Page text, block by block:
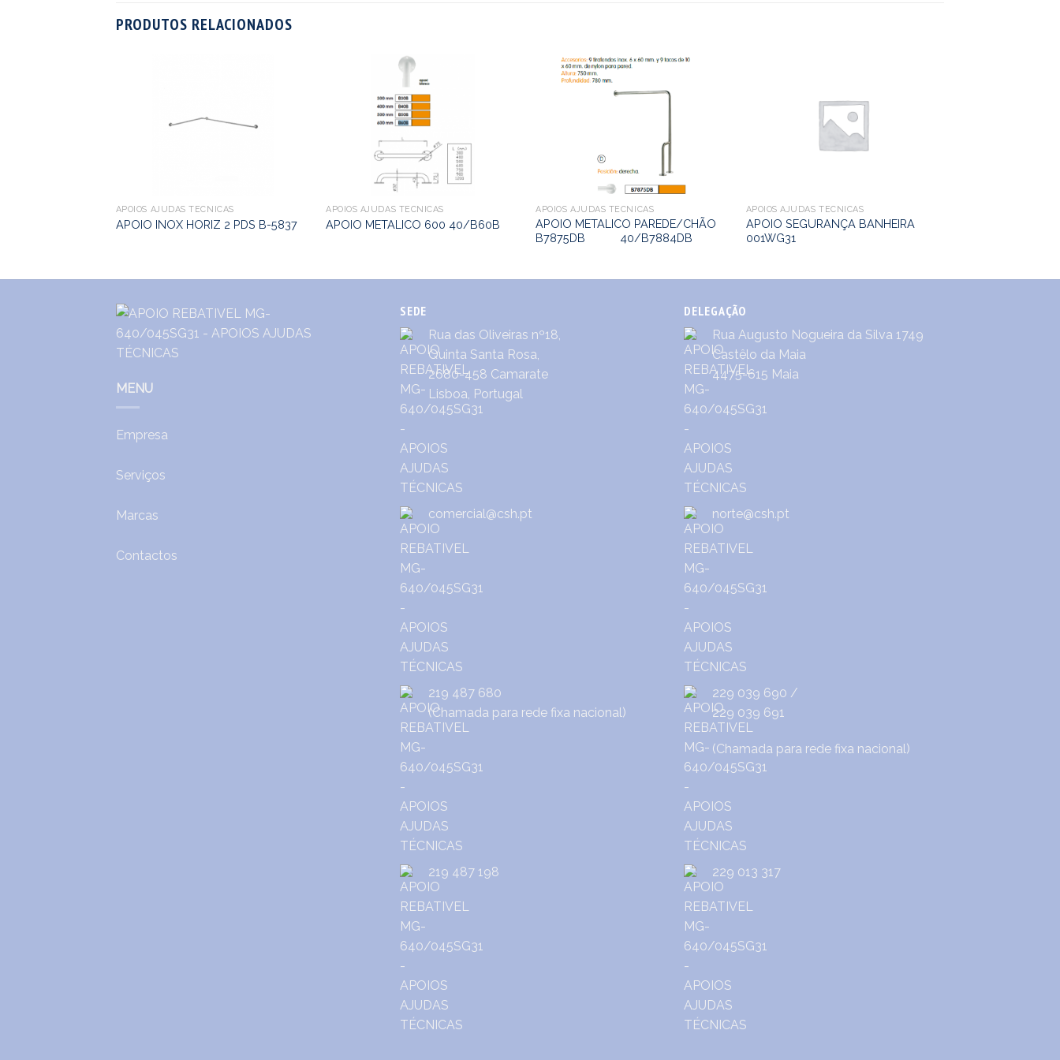
PRODUTOS RELACIONADOS
APOIOS AJUDAS TÉCNICAS
APOIO INOX HORIZ 2 PDS B-5837
APOIOS AJUDAS TÉCNICAS
APOIO METALICO 600 40/B60B
APOIOS AJUDAS TÉCNICAS
APOIO METALICO PAREDE/CHÃO
B7875DB 40/B7884DB
APOIOS AJUDAS TÉCNICAS
APOIO SEGURANÇA BANHEIRA
001WG31
MENU
Empresa
Serviços
Marcas
Contactos
SEDE
Rua das Oliveiras nº18,
Quinta Santa Rosa,
2680-458 Camarate
Lisboa, Portugal
comercial@csh.pt
219 487 680
(Chamada para rede fixa nacional)
219 487 198
DELEGAÇÃO
Rua Augusto Nogueira da Silva 1749
Castêlo da Maia
4475-615 Maia
norte@csh.pt
229 039 690 /
229 039 691
(Chamada para rede fixa nacional)
229 013 317